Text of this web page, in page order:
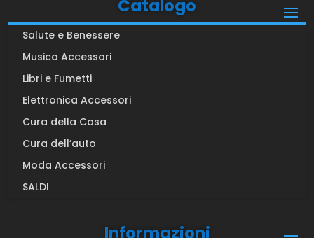
Catalogo
Salute e Benessere
Musica Accessori
Libri e Fumetti
Elettronica Accessori
Cura della Casa
Cura dell’auto
Moda Accessori
SALDI
Informazioni